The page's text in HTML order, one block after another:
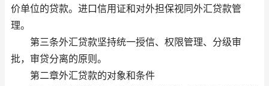
价单位的贷款。进口信用证和对外担保视同外汇贷款管
理。
第三条外汇贷款坚持统一授信、权限管理、分级审
批，审贷分离的原则。
第二章外汇贷款的对象和条件